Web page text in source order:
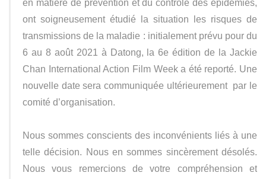
en matière de prévention et du contrôle des épidémies,
ont soigneusement étudié la situation les risques de
transmissions de la maladie : initialement prévu pour du
6 au 8 août 2021 à Datong, la 6e édition de la Jackie
Chan International Action Film Week a été reporté. Une
nouvelle date sera communiquée ultérieurement par le
comité d’organisation.
Nous sommes conscients des inconvénients liés à une
telle décision. Nous en sommes sincèrement désolés.
Nous vous remercions de votre compréhension et